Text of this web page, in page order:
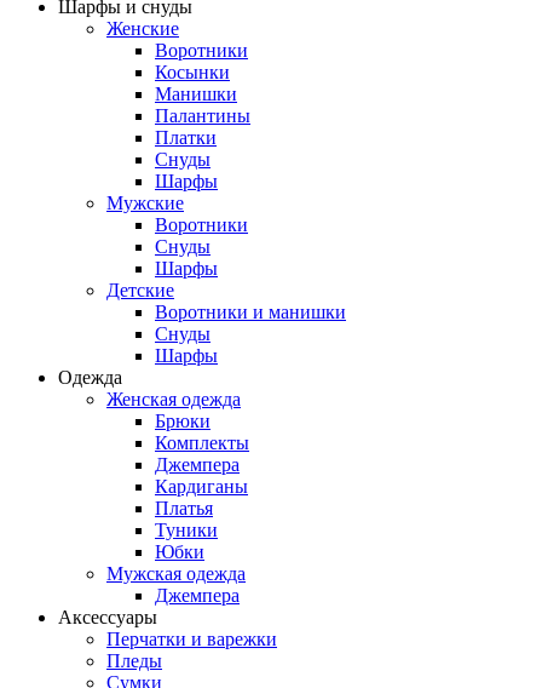
Шарфы и снуды
Женские
Воротники
Косынки
Манишки
Палантины
Платки
Снуды
Шарфы
Мужские
Воротники
Снуды
Шарфы
Детские
Воротники и манишки
Снуды
Шарфы
Одежда
Женская одежда
Брюки
Комплекты
Джемпера
Кардиганы
Платья
Туники
Юбки
Мужская одежда
Джемпера
Аксессуары
Перчатки и варежки
Пледы
Сумки